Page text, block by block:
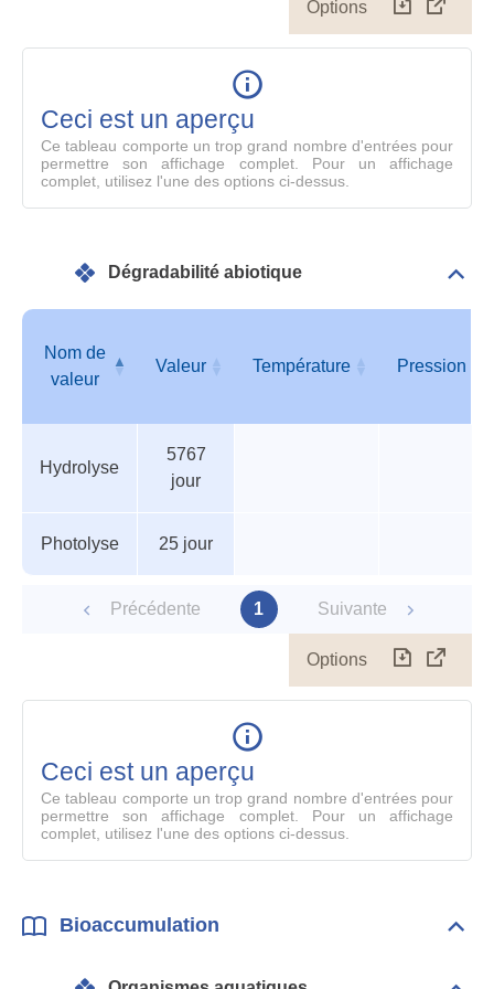
Options
le
Ceci est un aperçu
Ce tableau comporte un trop grand nombre d'entrées pour
permettre son affichage complet. Pour un affichage
complet, utilisez l'une des options ci-dessus.
Dégradabilité abiotique
des
Nom de
valeur
Valeur Température Pression
valeur
Hydrolyse
5767
jour
Photolyse 25 jour
Précédente 1 Suivante
Options
le
Ceci est un aperçu
Ce tableau comporte un trop grand nombre d'entrées pour
permettre son affichage complet. Pour un affichage
complet, utilisez l'une des options ci-dessus.
Bioaccumulation